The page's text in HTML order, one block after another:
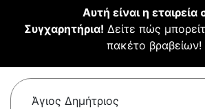
Αυτή είναι η εταιρεία
Συγχαρητήρια! Δείτε πώς
πακέτο βραβείων!
Άγιος Δημήτριος